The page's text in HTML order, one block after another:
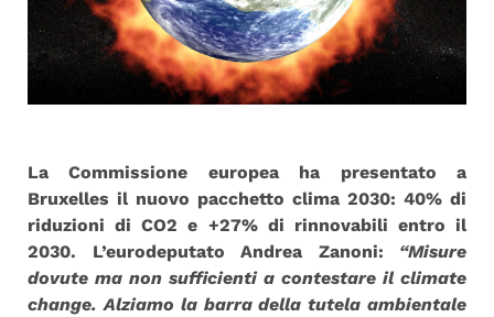
La Commissione europea ha presentato a
Bruxelles il nuovo pacchetto clima 2030: 40% di
riduzioni di CO2 e +27% di rinnovabili entro il
2030. L’eurodeputato Andrea Zanoni: “Misure
dovute ma non sufficienti a contestare il climate
change. Alziamo la barra della tutela ambientale